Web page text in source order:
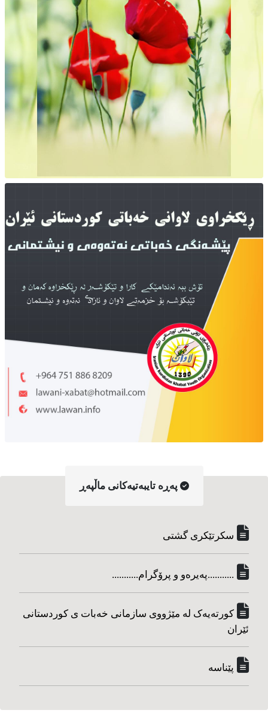
په‌ڕه‌ تایبه‌تیه‌کانی ماڵپه‌ڕ
سکرتێکری گشتی
...........په‌یره‌و و پرۆگرام...........
کورته‌یه‌ک له مێژووی سازمانی خه‌بات ی کوردستانی
ئێران
پێناسه‌